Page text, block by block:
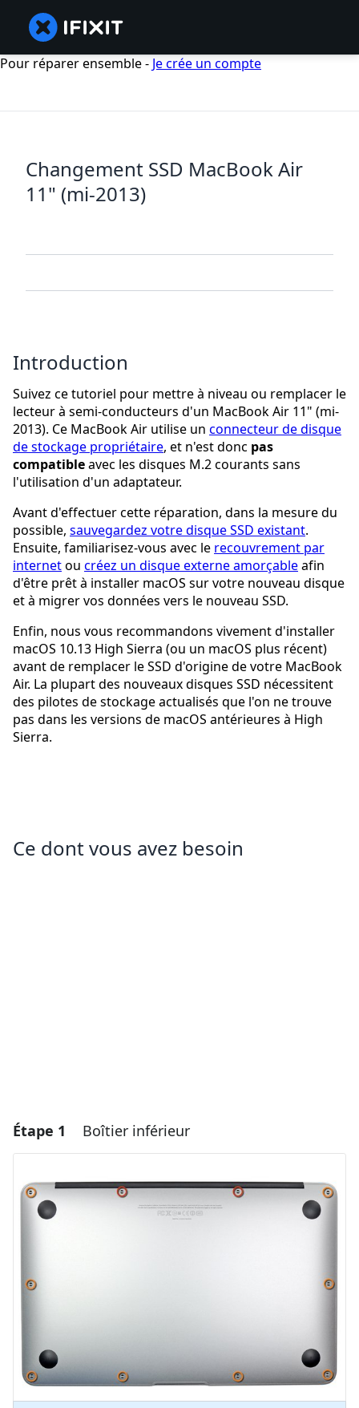
Pour réparer ensemble - Je crée un compte
Changement SSD MacBook Air
11" (mi-2013)
Introduction
Suivez ce tutoriel pour mettre à niveau ou remplacer le
lecteur à semi-conducteurs d'un MacBook Air 11" (mi-
2013). Ce MacBook Air utilise un connecteur de disque
de stockage propriétaire, et n'est donc pas
compatibleavec les disques M.2 courants sans
l'utilisation d'un adaptateur.
Avant d'effectuer cette réparation, dans la mesure du
possible, sauvegardez votre disque SSD existant.
Ensuite, familiarisez-vous avec le recouvrement par
internetou créez un disque externe amorçableafin
d'être prêt à installer macOS sur votre nouveau disque
et à migrer vos données vers le nouveau SSD.
Enfin, nous vous recommandons vivement d'installer
macOS 10.13 High Sierra (ou un macOS plus récent)
avant de remplacer le SSD d'origine de votre MacBook
Air. La plupart des nouveaux disques SSD nécessitent
des pilotes de stockage actualisés que l'on ne trouve
pas dans les versions de macOS antérieures à High
Sierra.
Ce dont vous avez besoin
Étape 1 Boîtier inférieur